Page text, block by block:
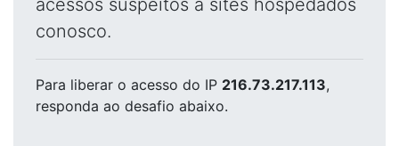
acessos suspeitos a sites hospedados
conosco.
Para liberar o acesso do IP 216.73.217.113,
responda ao desafio abaixo.